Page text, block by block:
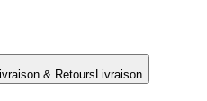
Livraison & Retours Livraison